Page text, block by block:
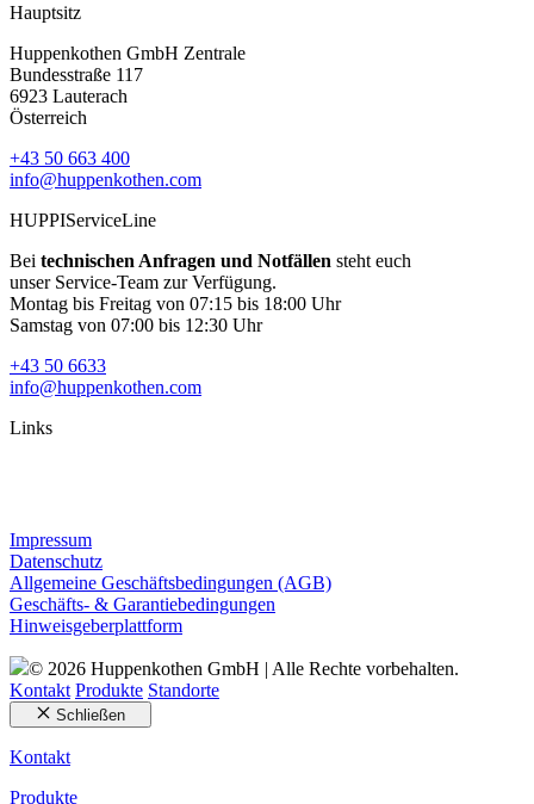
Hauptsitz
Huppenkothen GmbH Zentrale
Bundesstraße 117
6923 Lauterach
Österreich
+43 50 663 400
info@huppenkothen.com
HUPPIServiceLine
Bei technischen Anfragen und Notfällen steht euch
unser Service-Team zur Verfügung.
Montag bis Freitag von 07:15 bis 18:00 Uhr
Samstag von 07:00 bis 12:30 Uhr
+43 50 6633
info@huppenkothen.com
Links
Impressum
Datenschutz
Allgemeine Geschäftsbedingungen (AGB)
Geschäfts- & Garantiebedingungen
Hinweisgeberplattform
© 2026 Huppenkothen GmbH | Alle Rechte vorbehalten.
Kontakt Produkte Standorte
Schließen
Kontakt
Produkte